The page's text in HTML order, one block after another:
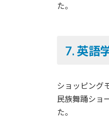
た。
7. 英語
ショッピング
民族舞踊ショ
た。